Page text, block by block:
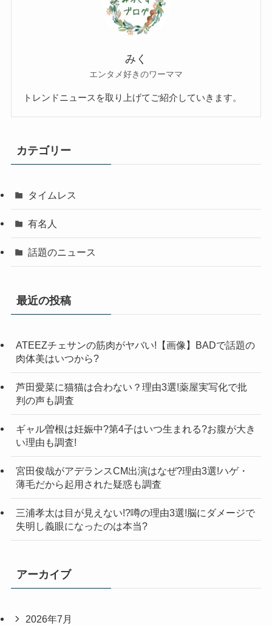
みく
エンタメ好きのワーママ
トレンドニュースを取り上げてご紹介していきます。
カテゴリー
タイムレス
有名人
話題のニュース
最近の投稿
ATEEZチェサンの筋肉がヤバい!【画像】BADで話題の
肉体美はいつから?
芦田愛菜に猫猫は合わない？理由3選!薬屋実写化で批
判の声も調査
ギャル曽根は妊娠中?第4子はいつ生まれる?お腹が大き
い理由も調査!
宮田俊哉がアデランスCM出演はなぜ?理由3選!ハゲ・
薄毛だから起用された疑惑も調査
三浦孝太は目が見えない!?噂の理由3選!脳にダメージで
失明し義眼になったのは本当?
アーカイブ
2026年7月